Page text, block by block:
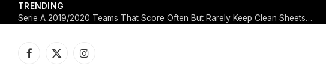
TRENDING
Serie A 2019/2020 Teams That Score Often But Rarely Keep Clean Sheets: Ideal for Both Teams to Score Bets
Facebook
X
Instagram